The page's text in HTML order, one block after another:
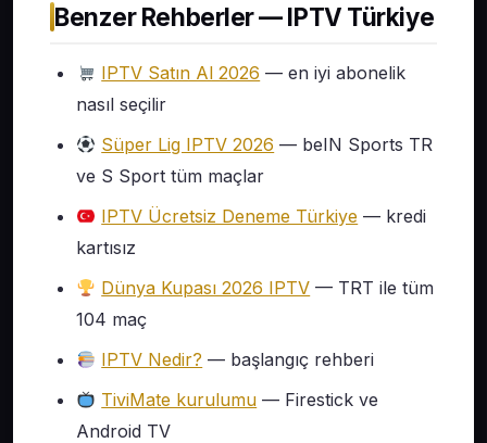
Benzer Rehberler — IPTV Türkiye
IPTV Satın Al 2026 — en iyi abonelik
nasıl seçilir
Süper Lig IPTV 2026 — beIN Sports TR
ve S Sport tüm maçlar
IPTV Ücretsiz Deneme Türkiye — kredi
kartısız
Dünya Kupası 2026 IPTV — TRT ile tüm
104 maç
IPTV Nedir? — başlangıç rehberi
TiviMate kurulumu — Firestick ve
Android TV